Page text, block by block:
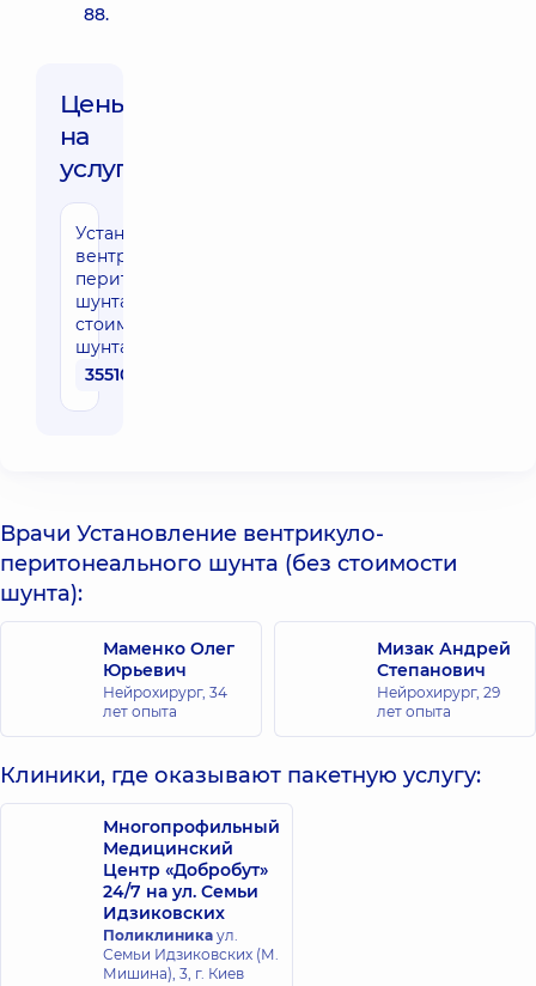
88.
Цены
на
услуги:
Установление
вентрикуло-
перитонеального
шунта (без
стоимости
шунта)
35510 грн
Врачи Установление вентрикуло-
перитонеального шунта (без стоимости
шунта):
Маменко Олег
Юрьевич
Нейрохирург, 34
лет опыта
Мизак Андрей
Степанович
Нейрохирург, 29
лет опыта
Клиники, где оказывают пакетную услугу:
Многопрофильный
Медицинский
Центр «Добробут»
24/7 на ул. Семьи
Идзиковских
Поликлиника ул.
Семьи Идзиковских (М.
Мишина), 3, г. Киев